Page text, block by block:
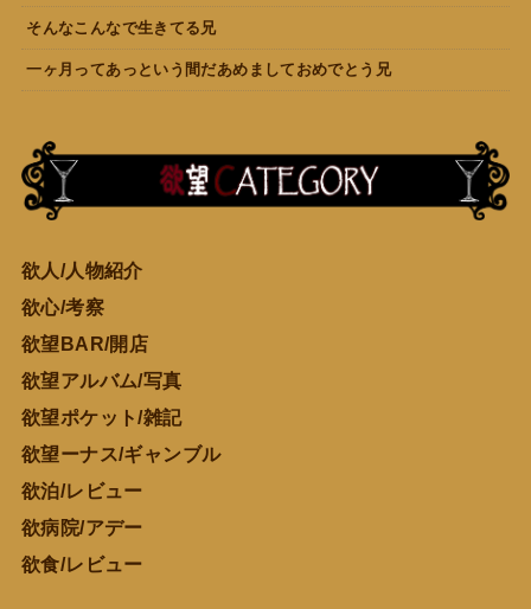
そんなこんなで生きてる兄
一ヶ月ってあっという間だあめましておめでとう兄
欲人/人物紹介
欲心/考察
欲望BAR/開店
欲望アルバム/写真
欲望ポケット/雑記
欲望ーナス/ギャンブル
欲泊/レビュー
欲病院/アデー
欲食/レビュー